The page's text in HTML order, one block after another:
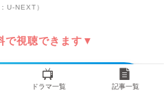
U-NEXT）
で視聴できます▼
U-NEXTで今すぐ無
ドラマ一覧 記事一覧